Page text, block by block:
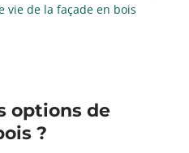
vie de la façade en bois
options de
?